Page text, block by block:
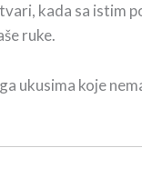
kada sa istim
ruke.
ukusima koje